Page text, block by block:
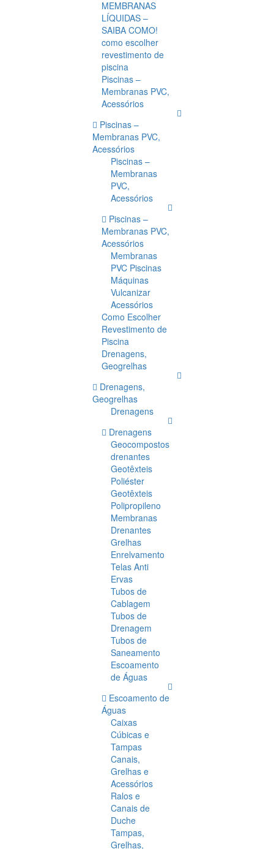
MEMBRANAS
LÍQUIDAS –
SAIBA COMO!
como escolher
revestimento de
piscina
Piscinas –
Membranas PVC,
Acessórios
Piscinas –
Membranas PVC,
Acessórios
Piscinas –
Membranas
PVC,
Acessórios
Piscinas –
Membranas PVC,
Acessórios
Membranas
PVC Piscinas
Máquinas
Vulcanizar
Acessórios
Como Escolher
Revestimento de
Piscina
Drenagens,
Geogrelhas
Drenagens,
Geogrelhas
Drenagens
Drenagens
Geocompostos
drenantes
Geotêxteis
Poliéster
Geotêxteis
Polipropileno
Membranas
Drenantes
Grelhas
Enrelvamento
Telas Anti
Ervas
Tubos de
Cablagem
Tubos de
Drenagem
Tubos de
Saneamento
Escoamento
de Águas
Escoamento de
Águas
Caixas
Cúbicas e
Tampas
Canais,
Grelhas e
Acessórios
Ralos e
Canais de
Duche
Tampas,
Grelhas,